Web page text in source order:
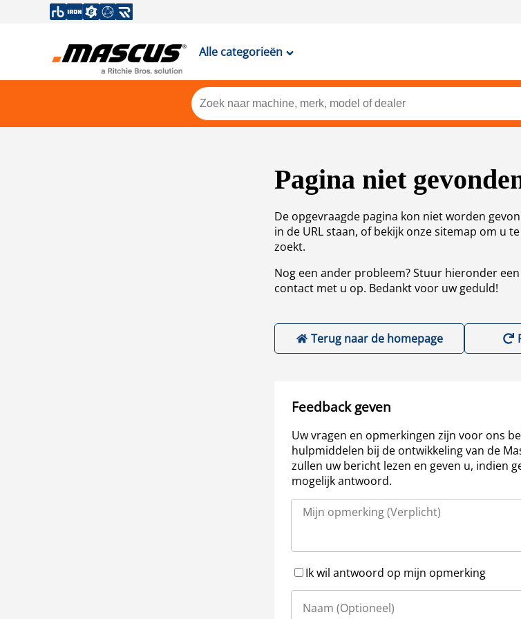
Alle categorieën
Pagina niet
De opgevraagde pagina kon niet worden
in de URL staan, of bekijk onze sitemap om u
zoekt.
Nog een ander probleem? Stuur hieronder
contact met u op. Bedankt voor uw geduld!
Terug naar de homepage
Feedback geven
Uw vragen en opmerkingen zijn voor ons
hulpmiddelen bij de ontwikkeling van de
zullen uw bericht lezen en geven u, indien
mogelijk antwoord.
Ik wil antwoord op mijn opmerking